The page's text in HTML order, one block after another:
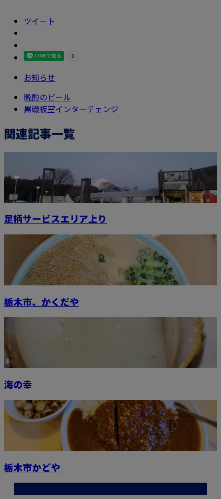
ツイート
お知らせ
晩酌のビール
黒磯板室インターチェンジ
関連記事一覧
足柄サービスエリア上り
栃木市、かくだや
海の幸
栃木市かどや